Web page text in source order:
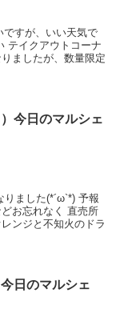
すが、いい天気で
テイクアウトコーナ
ましたが、数量限定
今日のマルシェ
りました(*´ω`*) 予報
お忘れなく 直売所
ンジと不知火のドラ
日のマルシェ